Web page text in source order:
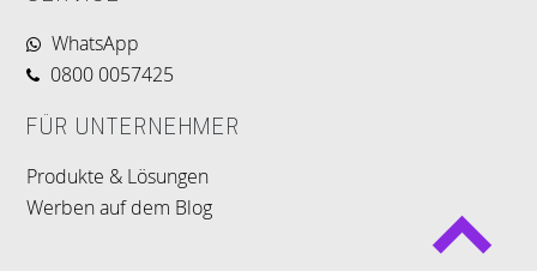
WhatsApp
0800 0057425
FÜR UNTERNEHMER
Produkte & Lösungen
Werben auf dem Blog